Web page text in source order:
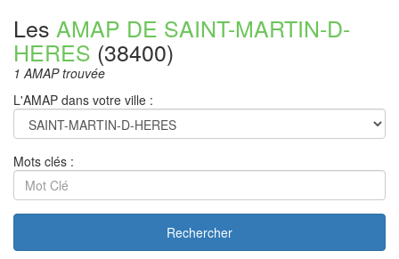
Les AMAP DE SAINT-MARTIN-D-
HERES (38400)
1 AMAP trouvée
L'AMAP dans votre ville :
Mots clés :
Rechercher